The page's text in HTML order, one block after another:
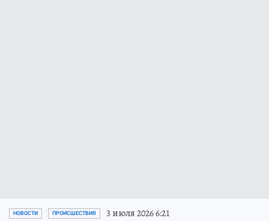
НОВОСТИ ПРОИСШЕСТВИЯ 3 июля 2026 6:21